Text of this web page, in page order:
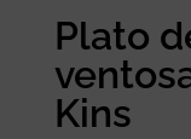
Plato
Kins